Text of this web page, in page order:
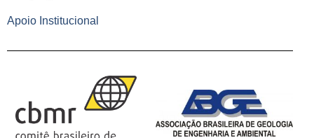
Apoio Institucional